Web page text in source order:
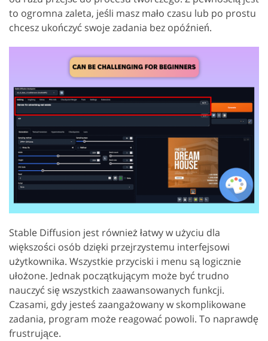
to ogromna zaleta, jeśli masz mało czasu lub po prostu
chcesz ukończyć swoje zadania bez opóźnień.
Stable Diffusion jest również łatwy w użyciu dla
większości osób dzięki przejrzystemu interfejsowi
użytkownika. Wszystkie przyciski i menu są logicznie
ułożone. Jednak początkującym może być trudno
nauczyć się wszystkich zaawansowanych funkcji.
Czasami, gdy jesteś zaangażowany w skomplikowane
zadania, program może reagować powoli. To naprawdę
frustrujące.